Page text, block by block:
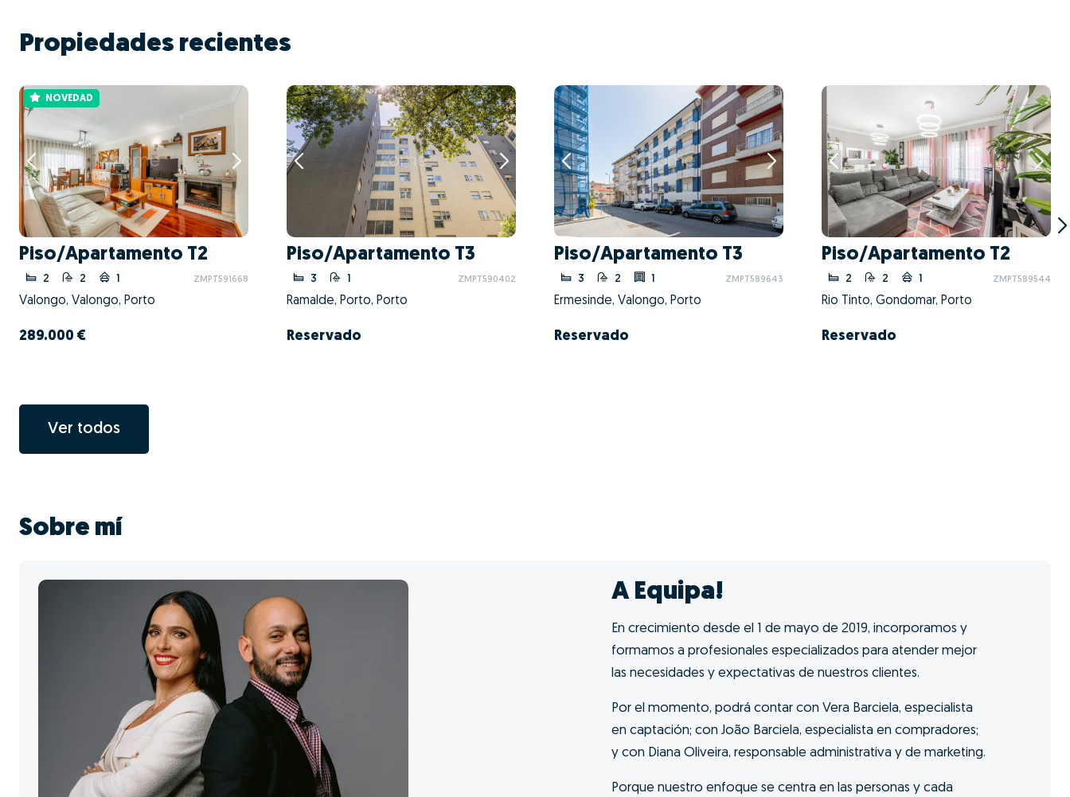
Propiedades recientes
NOVEDAD
Piso/Apartamento T2
2 2 1 ZMPT591668
Valongo, Valongo, Porto
289.000 €
Piso/Apartamento T3
3 1 ZMPT590402
Ramalde, Porto, Porto
Reservado
Piso/Apartamento T3
3 2 1 ZMPT589643
Ermesinde, Valongo, Porto
Reservado
Piso/Apartamento T2
2 2 1 ZMPT589544
Rio Tinto, Gondomar, Porto
Reservado
Ver todos
Sobre mí
A Equipa!
En crecimiento desde el 1 de mayo de 2019, incorporamos y
formamos a profesionales especializados para atender mejor
las necesidades y expectativas de nuestros clientes.
Por el momento, podrá contar con Vera Barciela, especialista
en captación; con João Barciela, especialista en compradores;
y con Diana Oliveira, responsable administrativa y de marketing.
Porque nuestro enfoque se centra en las personas y cada